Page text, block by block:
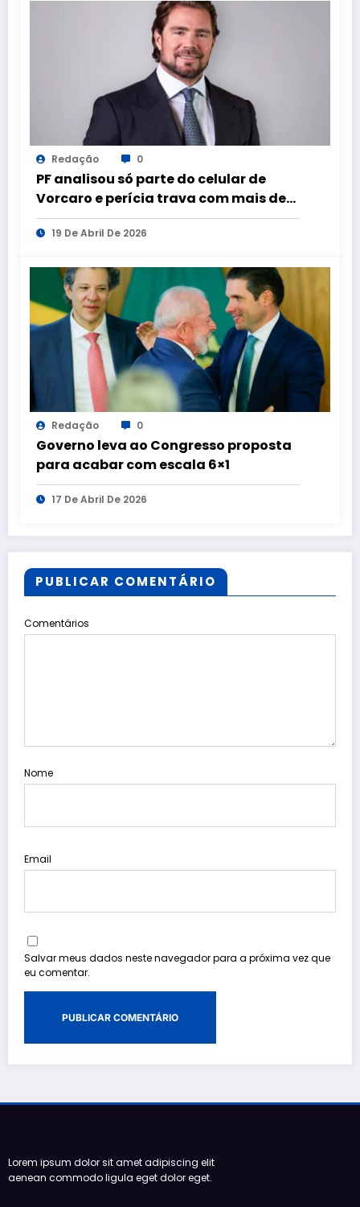
Redação 0
PF analisou só parte do celular de
Vorcaro e perícia trava com mais de
100 aparelhos apreendidos
19 De Abril De 2026
Redação 0
Governo leva ao Congresso proposta
para acabar com escala 6×1
17 De Abril De 2026
PUBLICAR COMENTÁRIO
Comentários
Nome
Email
Salvar meus dados neste navegador para a próxima vez que
eu comentar.
Lorem ipsum dolor sit amet adipiscing elit
aenean commodo ligula eget dolor eget.